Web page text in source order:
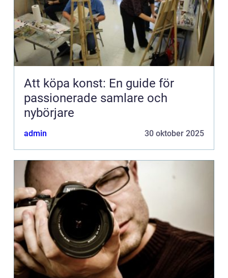
Att köpa konst: En guide för
passionerade samlare och
nybörjare
admin 30 oktober 2025